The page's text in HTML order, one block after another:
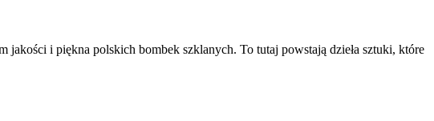
i piękna polskich bombek szklanych. To tutaj powstają dzieła sztuki, które